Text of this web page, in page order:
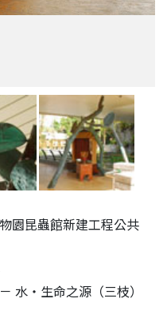
園昆蟲館新建工程公共
水‧生命之源（三枝）